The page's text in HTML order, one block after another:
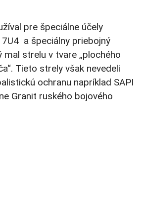
pre špeciálne účely
a špeciálny priebojný
mal strelu v tvare „plochého
Tieto strely však nevedeli
ochranu napríklad SAPI
Granit ruského bojového